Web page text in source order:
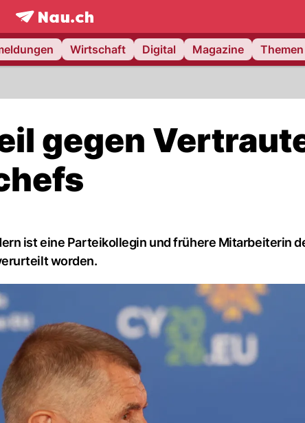
frontpage.NAU.ch
Wirtschaft Digital Magazine Themen
gegen
ist eine Parteikollegin und frühere Mitarbeiterin
worden.